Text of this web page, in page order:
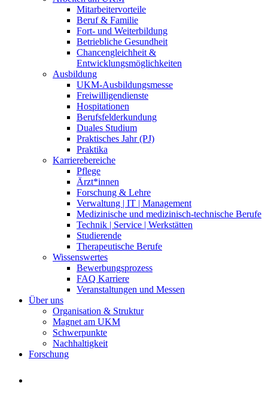
Mitarbeitervorteile
Beruf & Familie
Fort- und Weiterbildung
Betriebliche Gesundheit
Chancengleichheit &
Entwicklungsmöglichkeiten
Ausbildung
UKM-Ausbildungsmesse
Freiwilligendienste
Hospitationen
Berufsfelderkundung
Duales Studium
Praktisches Jahr (PJ)
Praktika
Karrierebereiche
Pflege
Ärzt*innen
Forschung & Lehre
Verwaltung | IT | Management
Medizinische und medizinisch-technische Berufe
Technik | Service | Werkstätten
Studierende
Therapeutische Berufe
Wissenswertes
Bewerbungsprozess
FAQ Karriere
Veranstaltungen und Messen
Über uns
Organisation & Struktur
Magnet am UKM
Schwerpunkte
Nachhaltigkeit
Forschung